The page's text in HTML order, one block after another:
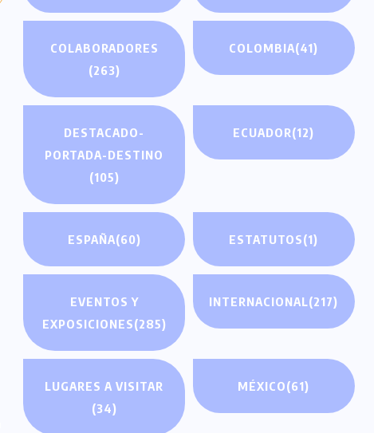
COLABORADORES
(263)
COLOMBIA(41)
DESTACADO-
PORTADA-DESTINO
(105)
ECUADOR(12)
ESPAÑA(60) ESTATUTOS(1)
EVENTOS Y
EXPOSICIONES(285)
INTERNACIONAL(217)
LUGARES A VISITAR
(34)
MÉXICO(61)